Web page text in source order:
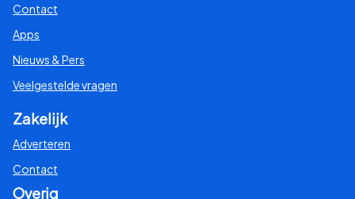
Contact
Apps
Nieuws & Pers
Veelgestelde vragen
Zakelijk
Adverteren
Contact
Overig